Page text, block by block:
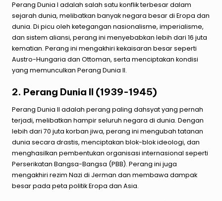
Perang Dunia I adalah salah satu konflik terbesar dalam
sejarah dunia, melibatkan banyak negara besar di Eropa dan
dunia. Di picu oleh ketegangan nasionalisme, imperialisme,
dan sistem aliansi, perang ini menyebabkan lebih dari 16 juta
kematian. Perang ini mengakhiri kekaisaran besar seperti
Austro-Hungaria dan Ottoman, serta menciptakan kondisi
yang memunculkan Perang Dunia II.
2. Perang Dunia II (1939-1945)
Perang Dunia II adalah perang paling dahsyat yang pernah
terjadi, melibatkan hampir seluruh negara di dunia. Dengan
lebih dari 70 juta korban jiwa, perang ini mengubah tatanan
dunia secara drastis, menciptakan blok-blok ideologi, dan
menghasilkan pembentukan organisasi internasional seperti
Perserikatan Bangsa-Bangsa (PBB). Perang ini juga
mengakhiri rezim Nazi di Jerman dan membawa dampak
besar pada peta politik Eropa dan Asia.